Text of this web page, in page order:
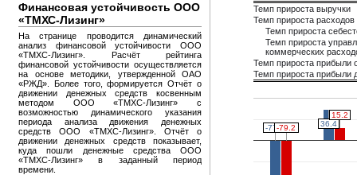
Финансовая устойчивость ООО
«ТМХС-Лизинг»
На странице проводится динамический
анализ финансовой устойчивости ООО
«ТМХС-Лизинг». Расчёт рейтинга
финансовой устойчивости осуществляется
на основе методики, утвержденной ОАО
«РЖД». Более того, формируется Отчёт о
движении денежных средств косвенным
методом ООО «ТМХС-Лизинг» с
возможностью динамического указания
периода анализа движения денежных
средств ООО «ТМХС-Лизинг». Отчёт о
движении денежных средств показывает,
куда пошли денежные средства ООО
«ТМХС-Лизинг» в заданный период
времени.
Темп прироста выручки
Темп прироста расходов
Темп прироста
Темп прироста
коммерческих
Темп прироста прибыли
Темп прироста прибыли
-77.5
-77.5 36.4
36.4
-79.2
-79.2
15.2
15.2